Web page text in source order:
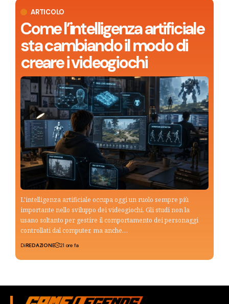
ARTICOLO
Come l’intelligenza artificiale
sta cambiando il modo di
creare i videogiochi
L'intelligenza artificiale occupa oggi un ruolo sempre più
importante nello sviluppo dei videogiochi. Gli studi non la
usano soltanto per gestire il comportamento dei personaggi
controllati dal computer, ma anche…
DiREDAZIONE 21 ore fa